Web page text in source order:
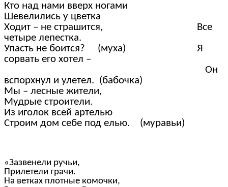
Кто над нами вверх ногами
Шевелились у цветка
Ходит – не страшится, Все
четыре лепестка.
Упасть не боится? (муха) Я
сорвать его хотел –
Он
вспорхнул и улетел. (бабочка)
Мы – лесные жители,
Мудрые строители.
Из иголок всей артелью
Строим дом себе под елью. (муравьи)
«Зазвенели ручьи,
Прилетели грачи.
На ветках плотные комочки,